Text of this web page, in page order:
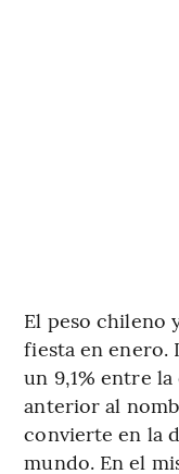
El peso chileno
fiesta en enero.
un 9,1% entre
anterior al
convierte en la
mundo. En el